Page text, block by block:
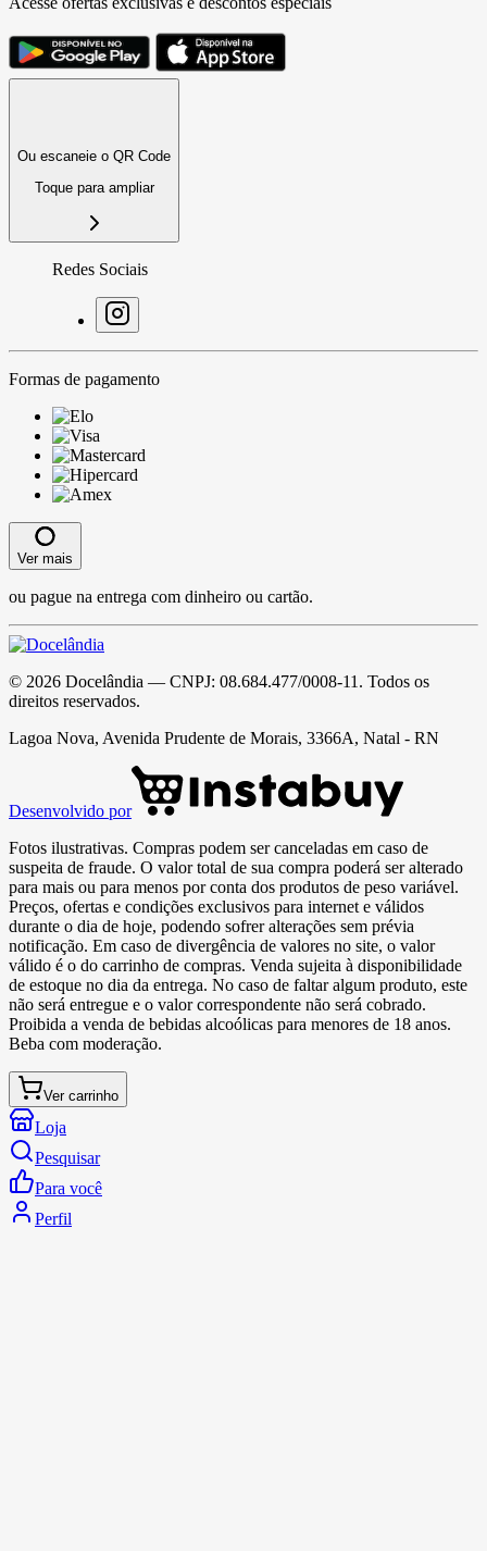
Ou escaneie o QR Code
Toque para ampliar
Redes Sociais
Formas de pagamento
Ver mais
ou pague na entrega com dinheiro ou cartão.
© 2026 Docelândia — CNPJ: 08.684.477/0008-11 . Todos os
direitos reservados.
Lagoa Nova, Avenida Prudente de Morais, 3366A, Natal - RN
Desenvolvido por
Fotos ilustrativas. Compras podem ser canceladas em caso de
suspeita de fraude. O valor total de sua compra poderá ser alterado
para mais ou para menos por conta dos produtos de peso variável.
Preços, ofertas e condições exclusivos para internet e válidos
durante o dia de hoje, podendo sofrer alterações sem prévia
notificação. Em caso de divergência de valores no site, o valor
válido é o do carrinho de compras. Venda sujeita à disponibilidade
de estoque no dia da entrega. No caso de faltar algum produto, este
não será entregue e o valor correspondente não será cobrado.
Proibida a venda de bebidas alcoólicas para menores de 18 anos.
Beba com moderação.
Ver carrinho
Loja
Pesquisar
Para você
Perfil